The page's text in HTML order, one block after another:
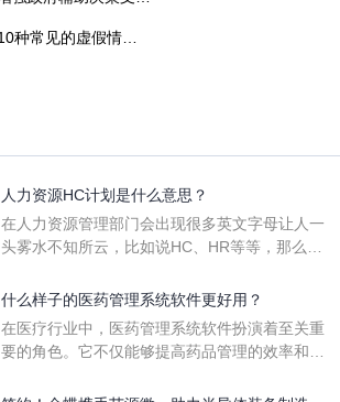
人力资源HC计划是什么意思？
在人力资源管理部门会出现很多英文字母让人一
头雾水不知所云，比如说HC、HR等等，那么它
么呢？
什么样子的医药管理系统软件更好用？
在医疗行业中，医药管理系统软件扮演着至关重
要的角色。它不仅能够提高药品管理的效率和准
一个好用的医药管理系统软件应具备以下特点。